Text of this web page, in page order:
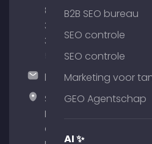
89
380
375
hallo@timospecht.de
Specht
Marketing
GmbH –
B2B SEO bureau
SEO controle
SEO controle
Marketing voor
GEO Agentschap
AI ✨